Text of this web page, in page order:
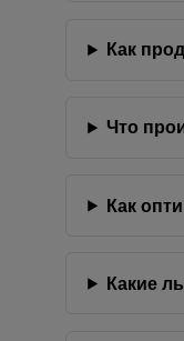
Как
Что
Как
Какие